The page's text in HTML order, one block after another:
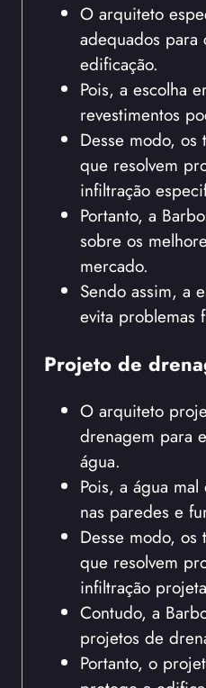
O arquiteto
adequados para
edificação.
Pois, a escolha
revestimentos
Desse modo,
que resolvem
infiltração
Portanto, a
sobre os
mercado.
Sendo assim, a
evita problemas
Projeto de
O arquiteto
drenagem para
água.
Pois, a água
nas paredes e
Desse modo,
que resolvem
infiltração
Contudo, a
projetos de
Portanto, o